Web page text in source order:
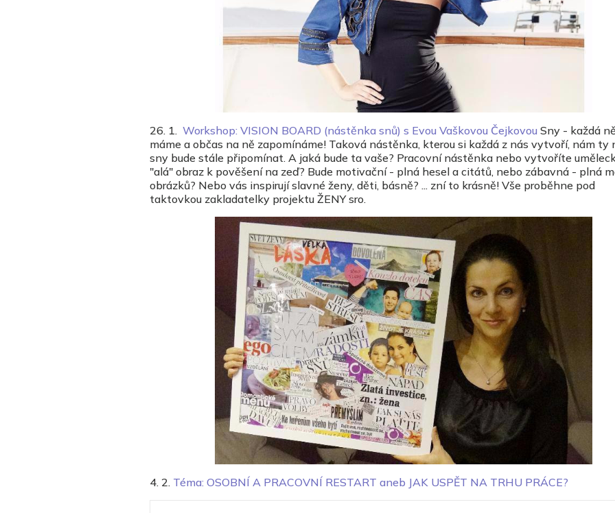
26. 1. Workshop: VISION BOARD (nástěnka snů) s Evou Vaškovou Čejkovou Sny - každá
máme a občas na ně zapomínáme! Taková nástěnka, kterou si každá z nás vytvoří, nám ty
sny bude stále připomínat. A jaká bude ta vaše? Pracovní nástěnka nebo vytvoříte
"alá" obraz k pověšení na zeď? Bude motivační - plná hesel a citátů, nebo zábavná - plná
obrázků? Nebo vás inspirují slavné ženy, děti, básně? ... zní to krásně! Vše proběhne pod
taktovkou zakladatelky projektu ŽENY sro.
4. 2. Téma: OSOBNÍ A PRACOVNÍ RESTART aneb JAK USPĚT NA TRHU PRÁCE?